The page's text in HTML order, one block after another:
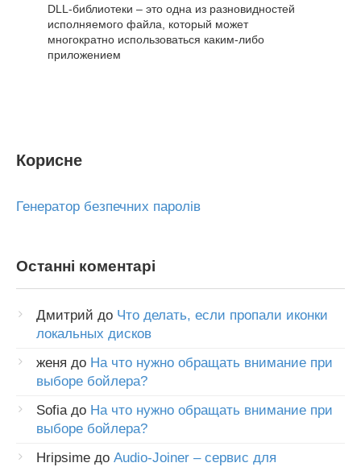
DLL-библиотеки – это одна из разновидностей
исполняемого файла, который может
многократно использоваться каким-либо
приложением
Корисне
Генератор безпечних паролів
Останні коментарі
Дмитрий до Что делать, если пропали иконки
локальных дисков
женя до На что нужно обращать внимание при
выборе бойлера?
Sofiaдо На что нужно обращать внимание при
выборе бойлера?
Hripsime до Audio-Joiner – сервис для